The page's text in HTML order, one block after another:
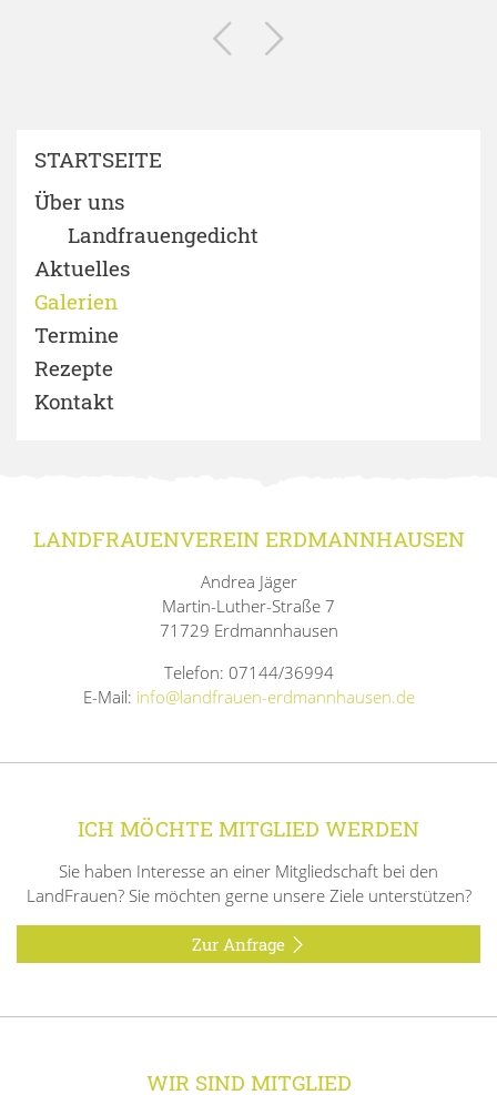
STARTSEITE
Über uns
Landfrauengedicht
Aktuelles
Galerien
Termine
Rezepte
Kontakt
LANDFRAUENVEREIN ERDMANNHAUSEN
Andrea Jäger
Martin-Luther-Straße 7
71729 Erdmannhausen
Telefon: 07144/36994
E-Mail: info@landfrauen-erdmannhausen.de
ICH MÖCHTE MITGLIED WERDEN
Sie haben Interesse an einer Mitgliedschaft bei den
LandFrauen? Sie möchten gerne unsere Ziele unterstützen?
Zur Anfrage
WIR SIND MITGLIED